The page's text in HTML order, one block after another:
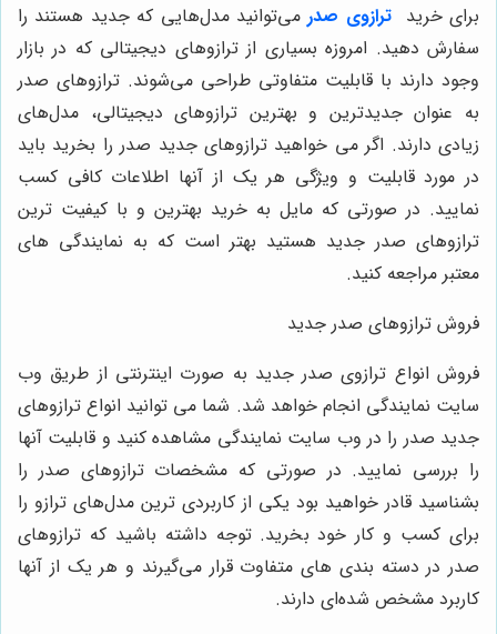
برای خریدترازوی صدر می‌توانید مدل‌هایی که جدید هستند را
سفارش دهید. امروزه بسیاری از ترازوهای دیجیتالی که در بازار
وجود دارند با قابلیت متفاوتی طراحی می‌شوند. ترازوهای صدر
به عنوان جدیدترین و بهترین ترازوهای دیجیتالی، مدل‌های
زیادی دارند. اگر می‌ خواهید ترازوهای جدید صدر را بخرید باید
در مورد قابلیت و ویژگی هر یک از آنها اطلاعات کافی کسب
نمایید. در صورتی که مایل به خرید بهترین و با کیفیت‌ ترین
ترازوهای صدر جدید هستید بهتر است که به نمایندگی‌ های
معتبر مراجعه کنید.
فروش ترازوهای صدر جدید
فروش انواع ترازوی صدر جدید به صورت اینترنتی از طریق وب
سایت نمایندگی انجام خواهد شد. شما می ‌توانید انواع ترازوهای
جدید صدر را در وب سایت نمایندگی مشاهده کنید و قابلیت آنها
را بررسی نمایید. در صورتی که مشخصات ترازوهای صدر را
بشناسید قادر خواهید بود یکی از کاربردی ‌ترین مدل‌های ترازو را
برای کسب و کار خود بخرید. توجه داشته باشید که ترازوهای
صدر در دسته ‌بندی ‌های متفاوت قرار می‌گیرند و هر یک از آنها
کاربرد مشخص شده‌ای دارند.